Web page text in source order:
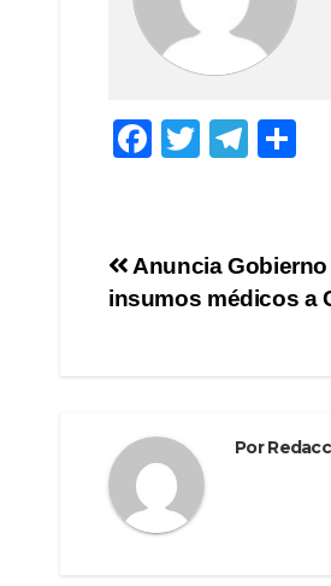
F
e
b
T
er
T
gr
a
p
ar
Navegación
Anuncia
insumos médicos a
Por